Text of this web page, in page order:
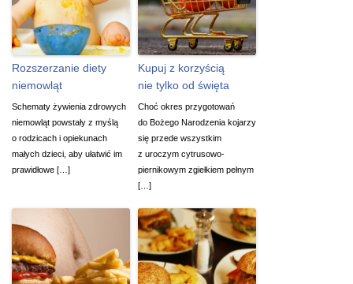
Rozszerzanie diety
niemowląt
Schematy żywienia zdrowych
niemowląt powstały z myślą
o rodzicach i opiekunach
małych dzieci, aby ułatwić im
prawidłowe […]
Kupuj z korzyścią
nie tylko od święta
Choć okres przygotowań
do Bożego Narodzenia kojarzy
się przede wszystkim
z uroczym cytrusowo-
piernikowym zgiełkiem pełnym
[…]